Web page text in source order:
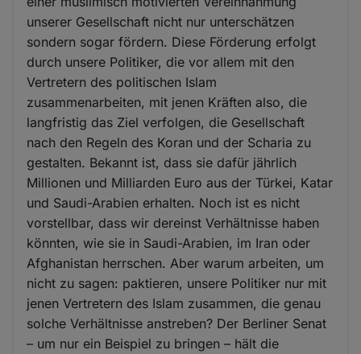
unserer Gesellschaft nicht nur unterschätzen
sondern sogar fördern. Diese Förderung erfolgt
durch unsere Politiker, die vor allem mit den
Vertretern des politischen Islam
zusammenarbeiten, mit jenen Kräften also, die
langfristig das Ziel verfolgen, die Gesellschaft
nach den Regeln des Koran und der Scharia zu
gestalten. Bekannt ist, dass sie dafür jährlich
Millionen und Milliarden Euro aus der Türkei, Katar
und Saudi-Arabien erhalten. Noch ist es nicht
vorstellbar, dass wir dereinst Verhältnisse haben
könnten, wie sie in Saudi-Arabien, im Iran oder
Afghanistan herrschen. Aber warum arbeiten, um
nicht zu sagen: paktieren, unsere Politiker nur mit
jenen Vertretern des Islam zusammen, die genau
solche Verhältnisse anstreben? Der Berliner Senat
– um nur ein Beispiel zu bringen – hält die